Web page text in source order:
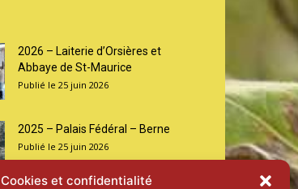
Cookies et confidentialité
2026 – Laiterie d’Orsières et
Abbaye de St-Maurice
25 juin 2026
2025 – Palais Fédéral – Berne
25 juin 2026